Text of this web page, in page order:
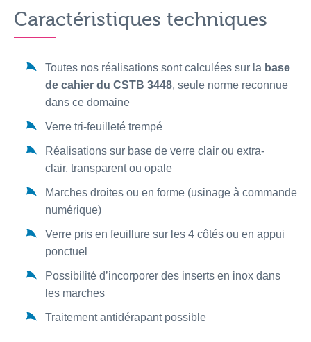
Caractéristiques techniques
Toutes nos réalisations sont calculées sur la base
de cahier du CSTB 3448, seule norme reconnue
dans ce domaine
Verre tri-feuilleté trempé
Réalisations sur base de verre clair ou extra-
clair, transparent ou opale
Marches droites ou en forme (usinage à commande
numérique)
Verre pris en feuillure sur les 4 côtés ou en appui
ponctuel
Possibilité d’incorporer des inserts en inox dans
les marches
Traitement antidérapant possible